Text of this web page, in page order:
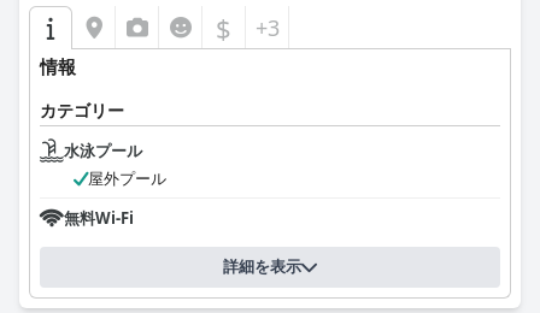
$ +3
情報
カテゴリー
水泳プール
屋外プール
無料Wi-Fi
詳細を表示